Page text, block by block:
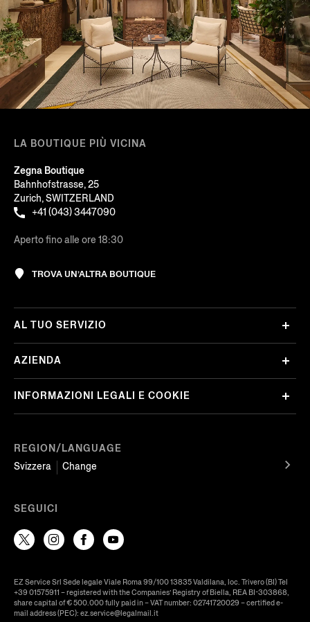
LA BOUTIQUE PIÙ VICINA
Zegna Boutique
Bahnhofstrasse, 25
Zurich, SWITZERLAND
+41 (043) 3447090
Aperto fino alle ore 18:30
TROVA UN’ALTRA BOUTIQUE
REGION/LANGUAGE
Svizzera
Change
AL TUO SERVIZIO
AZIENDA
INFORMAZIONI LEGALI E COOKIE
SEGUICI
EZ Service Srl Sede legale Viale Roma 99/100 13835 Valdilana, loc. Trivero (BI) Tel
+39 01575911 – registered with the Companies’ Registry of Biella, REA BI-303868,
share capital of € 500.000 fully paid in – VAT number: 02741720029 – certified e-
mail address (PEC): ez.service@legalmail.it